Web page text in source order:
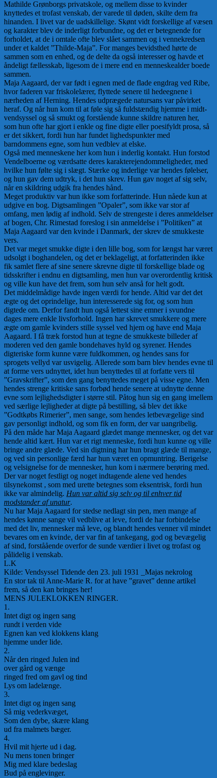
Mathilde Grønborgs privatskole, og mellem disse to kvinder
knyttedes et trofast venskab, der varede til døden, skilte dem fra
hinanden. I livet var de uadskillelige. Skønt vidt forskellige af væsen
og karakter blev de inderligt forbundne, og det er betegnende for
forholdet, at de i omtale ofte blev slået sammen og i vennekredsen
under et kaldet ”Thilde-Maja”. For manges bevidsthed hørte de
sammen som en enhed, og de delte da også interesser og havde et
åndeligt fællesskab, ligesom de i mere end en menneskealder boede
sammen.
Maja Aagaard, der var født i egnen med de flade engdrag ved Ribe,
hvor faderen var friskolelærer, flyttede senere til hedeegnene i
nærheden af Herning. Hendes udprægede natursans var påvirket
heraf. Og når hun kom til at føle sig så fuldstændig hjemme i midt-
vendsyssel og så smukt og forstående kunne skildre naturen her,
som hun ofte har gjort i enkle og fine digte eller poesifyldt prosa, så
er det sikkert, fordi hun har fundet lighedspunkter med
barndommens egne, som hun vedblev at elske.
Også med menneskene her kom hun i inderlig kontakt. Hun forstod
Vendelboerne og værdsatte deres karakterejendommeligheder, med
hvilke hun følte sig i slægt. Stærke og inderlige var hendes følelser,
og hun gav dem udtryk, i det hun skrev. Hun gav noget af sig selv,
når en skildring udgik fra hendes hånd.
Meget produktiv var hun ikke som forfatterinde. Hun nåede kun at
udgive en bog. Digtsamlingen ”Opaler”, som ikke var stor af
omfang, men lødig af indhold. Selv de strengeste i deres anmeldelser
af bogen, Chr. Rimestad foreslog i sin anmeldelse i ”Politiken” at
Maja Aagaard var den kvinde i Danmark, der skrev de smukkeste
vers.
Det var meget smukke digte i den lille bog, som for længst har været
udsolgt i boghandelen, og det er beklageligt, at forfatterinden ikke
fik samlet flere af sine senere skrevne digte til forskellige blade og
tidsskrifter i endnu en digtsamling, men hun var overordentlig kritisk
og ville kun have det frem, som hun selv anså for helt godt.
Det middelmådige havde ingen værdi for hende. Altid var det det
ægte og det oprindelige, hun interesserede sig for, og som hun
digtede om. Derfor fandt hun også lettest sine emner i svundne
dages mere enkle livsforhold. Ingen har skrevet smukkere og mere
ægte om gamle kvinders stille syssel ved hjem og have end Maja
Aagaard. I få træk forstod hun at tegne de smukkeste billeder af
moderen ved den gamle bondehaves hyld og syrener. Hendes
digteriske form kunne være fuldkommen, og hendes sans for
sprogets vellyd var usvigelig. Allerede som barn blev hendes evne til
at forme vers udnyttet, idet hun benyttedes til at forfatte vers til
”Gravskrifter”, som den gang benyttedes meget på visse egne. Men
hendes strenge kritiske sans forbød hende senere at udnytte denne
evne som lejlighedsdigter i større stil. Påtog hun sig en gang imellem
ved særlige lejligheder at digte på bestilling, så blev det ikke
”Godtkøbs Rimerier”, men sange, som hendes letbevægelige sind
gav personligt indhold, og som fik en form, der var uangribelig.
På den måde har Maja Aagaard glædet mange mennesker, og det var
hende altid kært. Hun var et rigt menneske, fordi hun kunne og ville
bringe andre glæde. Ved sin digtning har hun bragt glæde til mange,
og ved sin personlige færd har hun været en opmuntring. Berigelse
og velsignelse for de mennesker, hun kom i nærmere berøring med.
Der var noget festligt og noget indtagende alene ved hendes
tilsynekomst , som med urette betegnes som eksentrisk, fordi hun
ikke var almindelig. Hun var altid sig selv og til enhver tid
modstander af unatur.
Nu har Maja Aagaard for stedse nedlagt sin pen, men mange af
hendes kønne sange vil vedblive at leve, fordi de har forbindelse
med det liv, mennesker må leve, og blandt hendes venner vil mindet
bevares om en kvinde, der var fin af tankegang, god og bevægelig
af sind, forståående overfor de sunde værdier i livet og trofast og
pålidelig i venskab.
L.K
Kilde: Vendsyssel Tidende den 23. juli 1931 _Majas nekrolog
En stor tak til Anne-Marie R. for at have ”gravet” denne artikel
frem, så den kan bringes her!
MENS JULEKLOKKEN RINGER.
1.
Intet digt og ingen sang
rundt i verden vide
Egnen kan ved klokkens klang
hjemme under lide.
2.
Når den ringed Julen ind
over gård og vænge
ringed fred om gavl og tind
Lys om ladelænge.
3.
Intet digt og ingen sang
Så mig vederkvæget,
Som den dybe, skære klang
ud fra malmets bæger.
4.
Hvil mit hjerte ud i dag.
Nu mens tonen bringer
Mig med klare bedeslag
Bud på englevinger.